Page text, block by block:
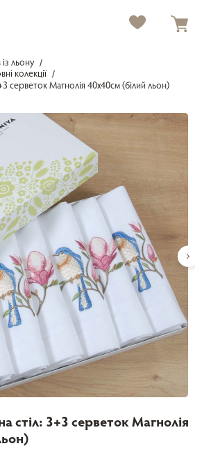
льону
колекції
серветок Магнолія 40х40см (білий льон)
стіл: 3+3 серветок Магнолія